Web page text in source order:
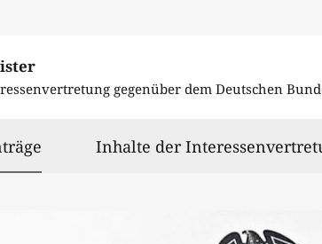
gegenüber dem Deutschen
ausgewähltInhalte der